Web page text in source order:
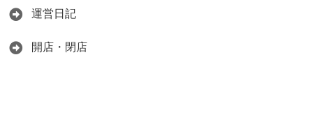
運営日記
開店・閉店